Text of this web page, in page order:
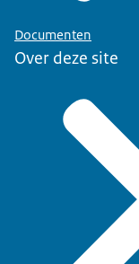
Documenten
Over deze site